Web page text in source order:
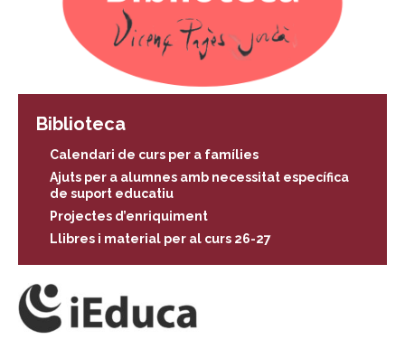
Biblioteca
Calendari de curs per a famílies
Ajuts per a alumnes amb necessitat específica
de suport educatiu
Projectes d’enriquiment
Llibres i material per al curs 26-27